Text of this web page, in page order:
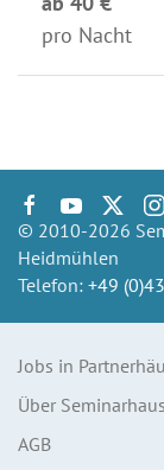
pro Nacht
© 2010-2026
Heidmühlen
Telefon: +49
Jobs in
Über
AGB